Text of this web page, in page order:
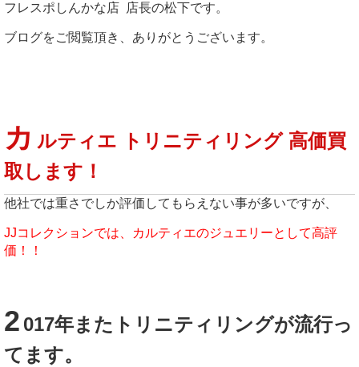
フレスポしんかな店 店長の松下です。
ブログをご閲覧頂き、ありがとうございます。
カ ルティエ トリニティリング 高価買
取します！
他社では重さでしか評価してもらえない事が多いですが、
JJコレクションでは、カルティエのジュエリーとして高評
価！！
2 017年またトリニティリングが流行っ
てます。